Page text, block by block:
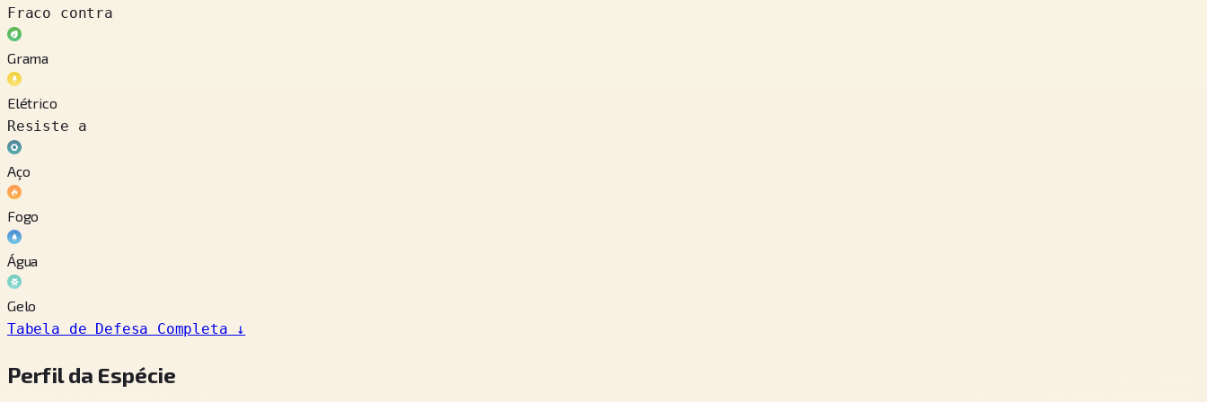
Fraco contra
Grama
Elétrico
Resiste a
Aço
Fogo
Água
Gelo
Tabela de Defesa Completa ↓
Perfil da Espécie